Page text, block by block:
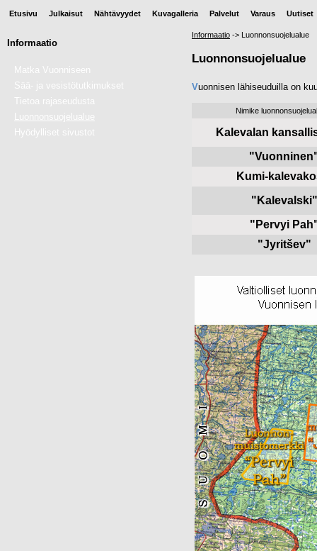
Etusivu Julkaisut Nähtävyydet Kuvagalleria Palvelut Varaus Uutiset
Informaatio
Matka Vuonniseen
Sää- ja vesistötutkimukset
Tietoa rajaseudusta
Luonnonsuojelualue
Hyödylliset sivustot
Informaatio -> Luonnonsuojelualue
Luonnonsuojelualue
Vuonnisen lähiseuduilla on
Nimike
Kalevalan
Kumi-
" Kalevalski"
" Pervyi Pah
"Jyritšev"